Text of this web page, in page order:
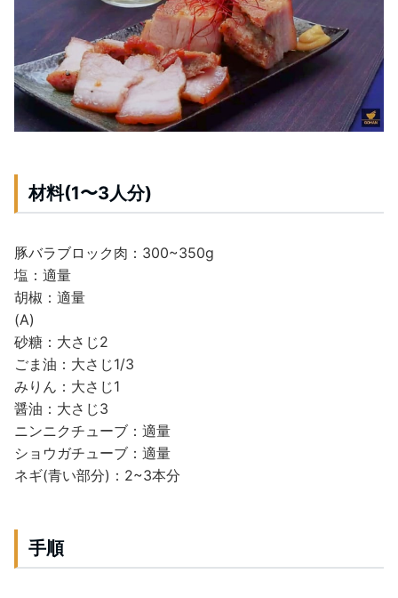
材料(1〜3人分)
豚バラブロック肉：300~350g
塩：適量
胡椒：適量
(A)
砂糖：大さじ2
ごま油：大さじ1/3
みりん：大さじ1
醤油：大さじ3
ニンニクチューブ：適量
ショウガチューブ：適量
ネギ(青い部分)：2~3本分
手順